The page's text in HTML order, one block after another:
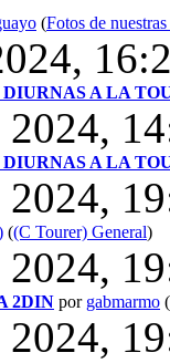
(Fotos de
A LA
A LA
((C Tourer) General)
2DIN por gabmarmo (